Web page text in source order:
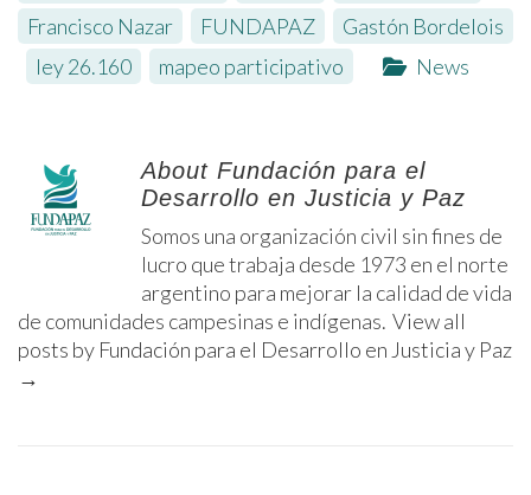
Francisco Nazar
FUNDAPAZ
Gastón Bordelois
ley 26.160 mapeo participativo News
About Fundación para el
Desarrollo en Justicia y Paz
Somos una organización civil sin fines de
lucro que trabaja desde 1973 en el norte
argentino para mejorar la calidad de vida
de comunidades campesinas e indígenas. View all
posts by Fundación para el Desarrollo en Justicia y Paz
→